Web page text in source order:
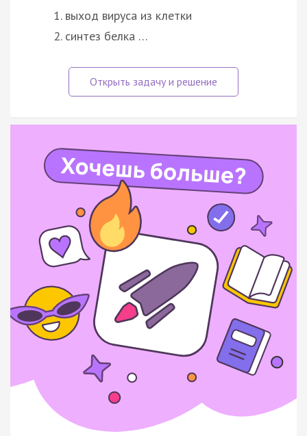
выход вируса из клетки
синтез белка …